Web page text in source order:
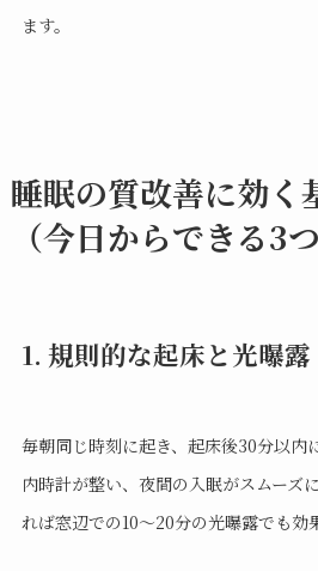
ます。
睡眠の質改善に効く
（今日からできる3つ
1. 規則的な起床と光曝露
毎朝同じ時刻に起き、起床後30分以内
内時計が整い、夜間の入眠がスムーズ
れば窓辺での10〜20分の光曝露でも効